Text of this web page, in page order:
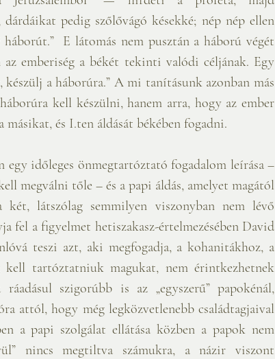
dárdáikat pedig szőlővágó késekké; nép nép ellen
E látomás nem pusztán a háború végét
emberiség a békét tekinti valódi céljának. Egy
a háborúra.” A mi tanításunk azonban más
kell készülni, hanem arra, hogy az ember
és I.ten áldását békében fogadni.
egy időleges önmegtartóztató fogadalom leírása –
megválni tőle – és a papi áldás, amelyet magától
látszólag semmilyen viszonyban nem lévő
fel a figyelmet hetiszakasz-értelmezésében David
teszi azt, aki megfogadja, a kohanitákhoz, a
tartóztatniuk magukat, nem érintkezhetnek
szigorúbb is az „egyszerű” papokénál,
attól, hogy még legközvetlenebb családtagjaival
a papi szolgálat ellátása közben a papok nem
nincs megtiltva számukra, a názir viszont